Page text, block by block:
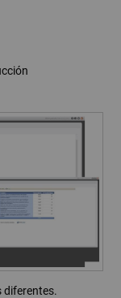
diferentes.